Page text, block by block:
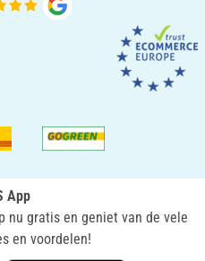
App
nu gratis en geniet van de vele
en voordelen!